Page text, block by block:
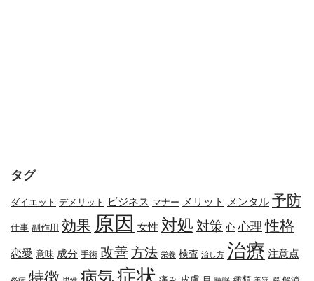
タグ
ダイエット デメリット ビジネス マナー メリット メンタル 予防
仕事 副作用 効果 原因 女性 対処 対策 心 心理 性格
恋愛 意味 成分 手術 改善方法 栄養 検査 治し方 治療 注意点
症状